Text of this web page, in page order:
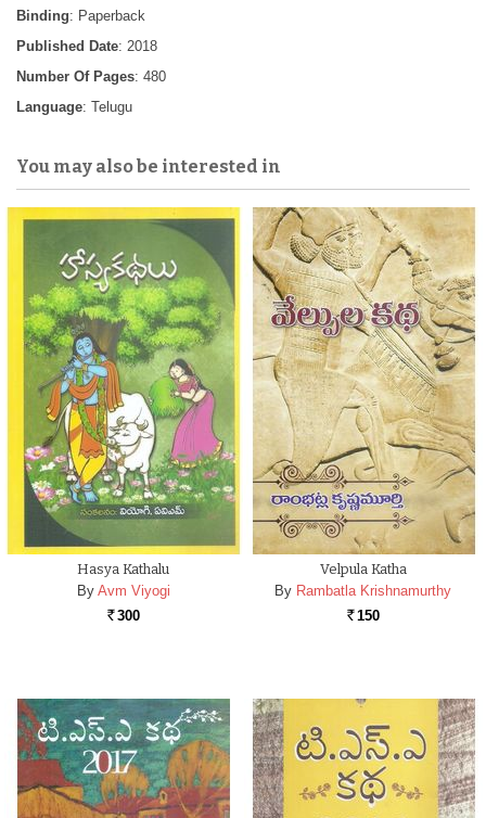
Binding: Paperback
Published Date: 2018
Number Of Pages: 480
Language: Telugu
You may also be interested in
Hasya Kathalu
By Avm Viyogi
Rs. 300
Velpula Katha
By Rambatla Krishnamurthy
Rs. 150